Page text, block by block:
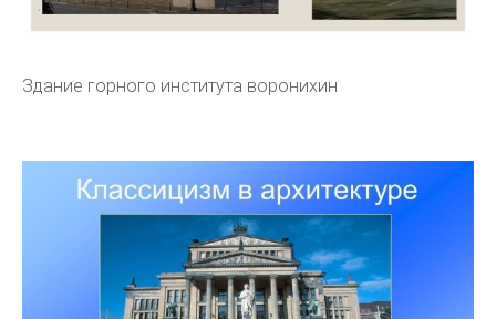
Здание горного института воронихин